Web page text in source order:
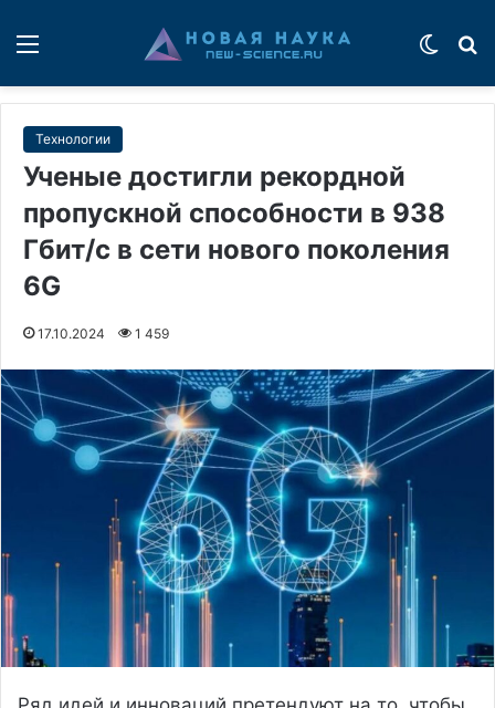
Технологии
Ученые достигли рекордной
пропускной способности в 938
Гбит/с в сети нового поколения
6G
17.10.2024 1 459